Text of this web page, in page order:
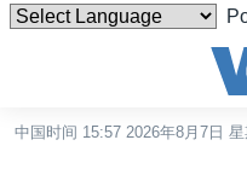
碍中国时间 15:57 2026年8月7日 星